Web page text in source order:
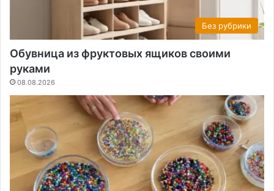
Без рубрики
Обувница из фруктовых ящиков своими
руками
08.08.2026